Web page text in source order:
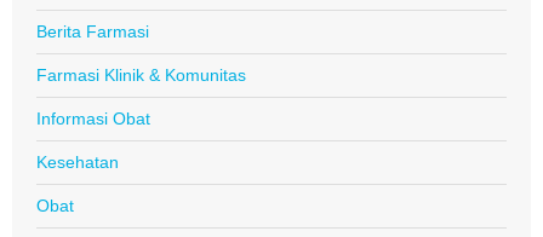
Berita Farmasi
Farmasi Klinik & Komunitas
Informasi Obat
Kesehatan
Obat